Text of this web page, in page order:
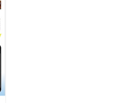
据一线实际情况和需求分配99.3亿
高血压症”恶化的蛋白质“MYL9/12”，
子”，可应用于量子计算机
，构建网络将其打造为下一代社会
川 进